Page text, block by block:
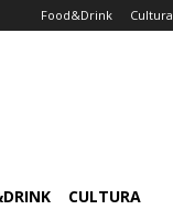
Food&Drink Cultura
CULTURA